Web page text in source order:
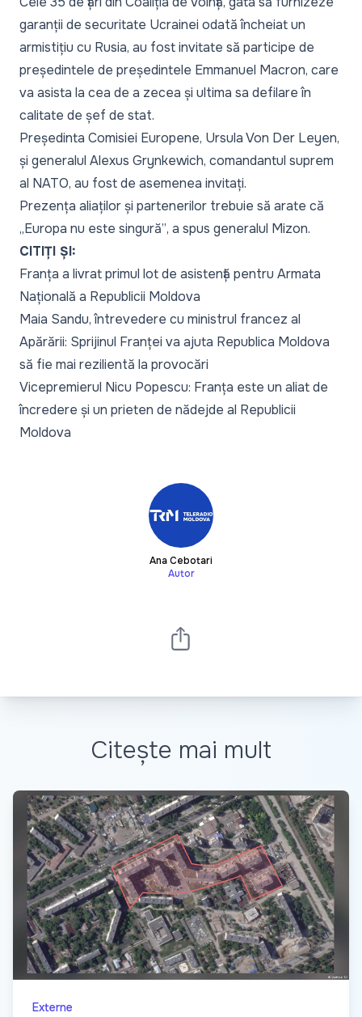
garanții de securitate Ucrainei odată încheiat un
armistițiu cu Rusia, au fost invitate să participe de
președintele de președintele Emmanuel Macron, care
va asista la cea de a zecea și ultima sa defilare în
calitate de șef de stat.
Președinta Comisiei Europene, Ursula Von Der Leyen,
și generalul Alexus Grynkewich, comandantul suprem
al NATO, au fost de asemenea invitați.
Prezența aliaților și partenerilor trebuie să arate că
„Europa nu este singură”, a spus generalul Mizon.
CITIȚI ȘI:
Franța a livrat primul lot de asistență pentru Armata
Națională a Republicii Moldova
Maia Sandu, întrevedere cu ministrul francez al
Apărării: Sprijinul Franței va ajuta Republica Moldova
să fie mai rezilientă la provocări
Vicepremierul Nicu Popescu: Franța este un aliat de
încredere și un prieten de nădejde al Republicii
Moldova
Ana Cebotari
Autor
Citește mai mult
Externe